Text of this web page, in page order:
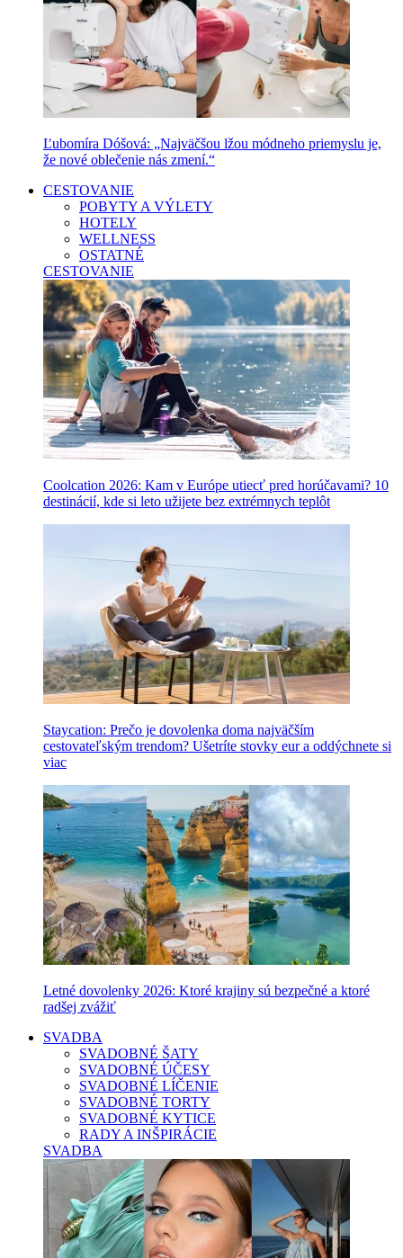
Ľubomíra Dóšová: „Najväčšou lžou módneho priemyslu je,
že nové oblečenie nás zmení.“
CESTOVANIE
POBYTY A VÝLETY
HOTELY
WELLNESS
OSTATNÉ
CESTOVANIE
Coolcation 2026: Kam v Európe utiecť pred horúčavami? 10
destinácií, kde si leto užijete bez extrémnych teplôt
Staycation: Prečo je dovolenka doma najväčším
cestovateľským trendom? Ušetríte stovky eur a oddýchnete si
viac
Letné dovolenky 2026: Ktoré krajiny sú bezpečné a ktoré
radšej zvážiť
SVADBA
SVADOBNÉ ŠATY
SVADOBNÉ ÚČESY
SVADOBNÉ LÍČENIE
SVADOBNÉ TORTY
SVADOBNÉ KYTICE
RADY A INŠPIRÁCIE
SVADBA